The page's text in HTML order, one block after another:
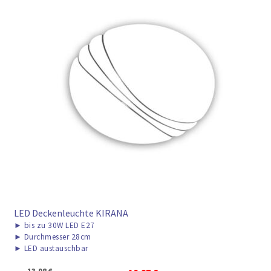
LED Deckenleuchte KIRANA
► bis zu 30W LED E27
► Durchmesser 28cm
► LED austauschbar